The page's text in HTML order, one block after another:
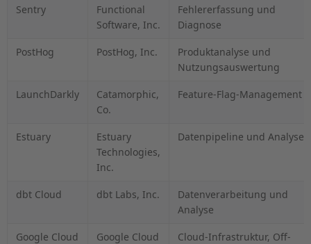
Sentry
Functional
Software, Inc.
Fehlererfassung und
Diagnose
PostHog PostHog, Inc.
Produktanalyse und
Nutzungsauswertung
LaunchDarkly
Catamorphic,
Co.
Feature-Flag-Management
Estuary
Estuary
Technologies,
Inc.
Datenpipeline und Analyse
dbt Cloud dbt Labs, Inc.
Datenverarbeitung und
Analyse
Google Cloud
Google Cloud
Cloud-Infrastruktur, Off-